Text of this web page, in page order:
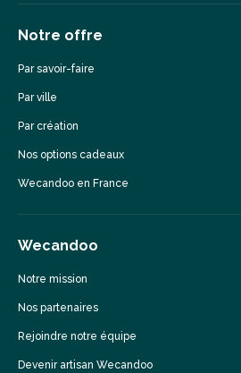
Notre offre
Par savoir-faire
Par ville
Par création
Nos options cadeaux
Wecandoo en France
Wecandoo
Notre mission
Nos partenaires
Rejoindre notre équipe
Devenir artisan Wecandoo